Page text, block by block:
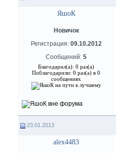
ЯшоК
Новичок
Регистрация: 09.10.2012
Сообщений: 5
Благодарил(а): 0 раз(а)
Поблагодарили: 0 раз(а) в 0
сообщениях
23.01.2013
alex4483